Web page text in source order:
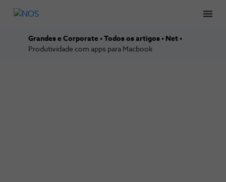
Grandes e Corporate Todos os artigos
Net
Produtividade com apps para Macbook